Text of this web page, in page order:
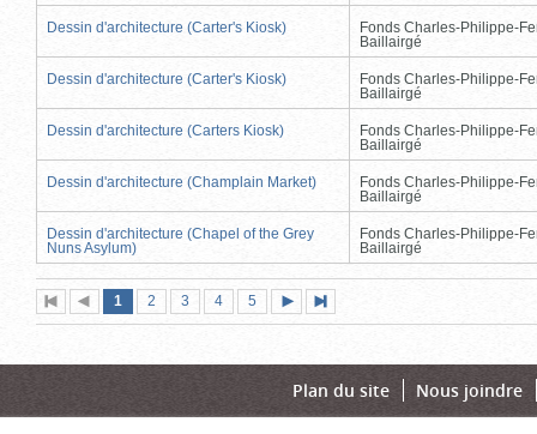
Dessin d'architecture (Carter's Kiosk)
Fonds Charles-Philippe-
Baillairgé
Dessin d'architecture (Carter's Kiosk)
Fonds Charles-Philippe-
Baillairgé
Dessin d'architecture (Carters Kiosk)
Fonds Charles-Philippe-
Baillairgé
Dessin d'architecture (Champlain Market)
Fonds Charles-Philippe-
Baillairgé
Dessin d'architecture (Chapel of the Grey
Nuns Asylum)
Fonds Charles-Philippe-
Baillairgé
Première
page
Page
précédente
Page
1 (page
actuelle)
Page
2 Page
3 Page
4 Page
5
suivante
page
Plan du site Nous joindre